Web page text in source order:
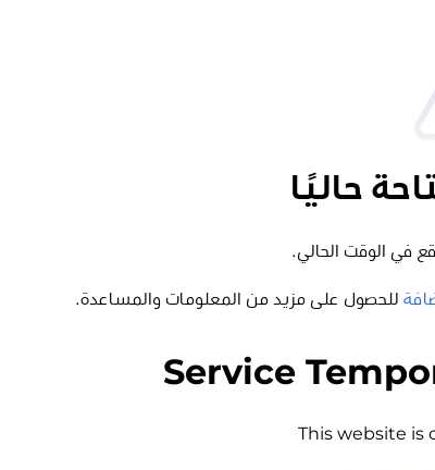
حاليًا
في الوقت الحالي.
للحصول على مزيد من المعلومات والمساعدة.
Service
This website is